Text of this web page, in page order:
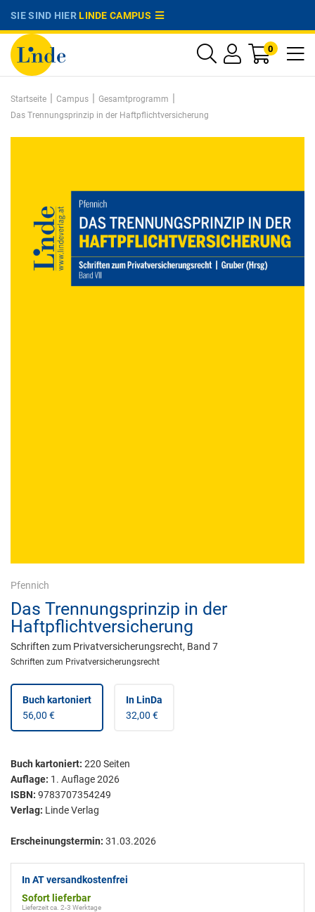
SIE SIND HIERLINDE CAMPUS
0
Startseite | Campus | Gesamtprogramm |
Das Trennungsprinzip in der Haftpflichtversicherung
Pfennich
Das Trennungsprinzip in der
Haftpflichtversicherung
Schriften zum Privatversicherungsrecht, Band 7
Schriften zum Privatversicherungsrecht
Buch kartoniert
56,00 €
In LinDa
32,00 €
Buch kartoniert: 220 Seiten
Auflage: 1. Auflage 2026
ISBN: 9783707354249
Verlag: Linde Verlag
Erscheinungstermin: 31.03.2026
In AT versandkostenfrei
Sofort lieferbar
Lieferzeit ca. 2-3 Werktage